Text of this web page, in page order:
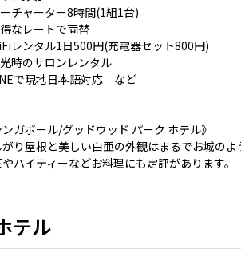
チャーター8時間(1組1台)
なレートで両替
レンタル1日500円(充電器セット800円)
時のサロンレンタル
で現地日本語対応 など
ガポール/グッドウッド パーク ホテル》
り屋根と美しい白亜の外観はまるでお城のよ
ハイティーなどお料理にも定評があります。
テル